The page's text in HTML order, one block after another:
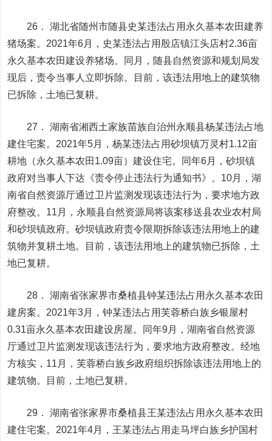
26． 湖北省随州市随县史某违法占用永久基本农田建养
猪场案。2021年6月，史某违法占用殷店镇江头店村2.36亩
永久基本农田建设养猪场。同月，随县自然资源和规划局发
现后，责令当事人立即拆除。目前，该违法用地上的建筑物
已拆除，土地已复耕。
27． 湖南省湘西土家族苗族自治州永顺县杨某违法占地
建住宅案。2021年5月，杨某违法占用砂坝镇万灵村1.12亩
耕地（永久基本农田1.09亩）建设住宅。同年6月，砂坝镇
政府对当事人下达《责令停止违法行为通知书》。10月，湖
南省自然资源厅通过卫片监测发现该违法行为，要求地方政
府整改。11月，永顺县自然资源局将该案移送县农业农村局
和砂坝镇政府。砂坝镇政府责令限期拆除该违法用地上的建
筑物并复耕土地。目前，该违法用地上的建筑物已拆除，土
地已复耕。
28． 湖南省张家界市桑植县钟某违法占用永久基本农田
建房案。2021年3月，钟某违法占用芙蓉桥白族乡银屋村
0.31亩永久基本农田建设房屋。同年9月，湖南省自然资源
厅通过卫片监测发现该违法行为，要求地方政府整改。经地
方核实，11月，芙蓉桥白族乡政府组织拆除该违法用地上的
建筑物。目前，土地已复耕。
29． 湖南省张家界市桑植县王某违法占用永久基本农田
建住宅案。2021年4月，王某违法占用走马坪白族乡护国村